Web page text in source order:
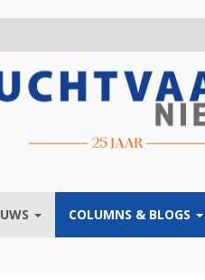
COLUMNS & BLOGS